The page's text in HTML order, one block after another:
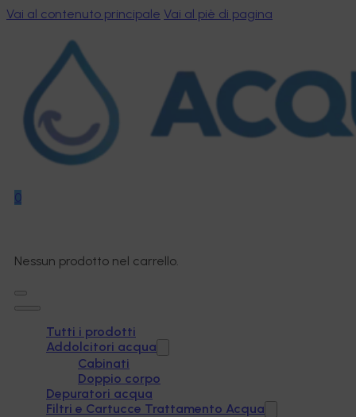
Vai al contenuto principale Vai al piè di pagina
0
Nessun prodotto nel carrello.
Tutti i prodotti
Addolcitori acqua
Cabinati
Doppio corpo
Depuratori acqua
Filtri e Cartucce Trattamento Acqua